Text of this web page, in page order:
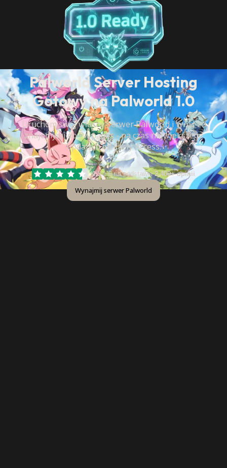
Palworld Server Hosting
Gotowy na Palworld 1.0
Uruchom swój własny serwer Palworld i wróć ze
znajomymi do Palpagos - na czas największego
update'u od Early Access.
4.5z 5 na podstawie2,400+ opinii
Wynajmij serwer Palworld